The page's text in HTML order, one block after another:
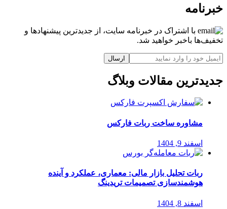
خبرنامه
با اشتراک در خبرنامه سایت، از جدیدترین پیشنهادها و
تخفیف‌ها باخبر خواهید شد.
ارسال
جدیدترین مقالات وبلاگ
مشاوره ساخت ربات فارکس
اسفند 9, 1404
ربات تحلیل بازار مالی: معماری، عملکرد و آینده
هوشمندسازی تصمیمات تریدینگ
اسفند 8, 1404